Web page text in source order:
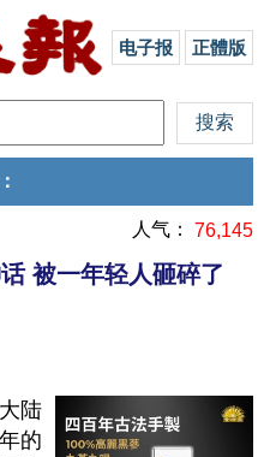
电子报 正體版
：
人气： 76,145
被一年轻人砸碎了
陆
的